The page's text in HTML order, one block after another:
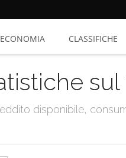
ECONOMIA CLASSIFICHE
disponibile,